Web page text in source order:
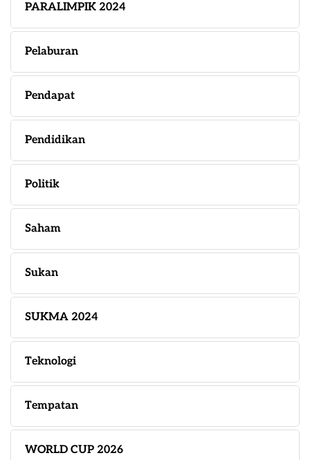
PARALIMPIK 2024
Pelaburan
Pendapat
Pendidikan
Politik
Saham
Sukan
SUKMA 2024
Teknologi
Tempatan
WORLD CUP 2026